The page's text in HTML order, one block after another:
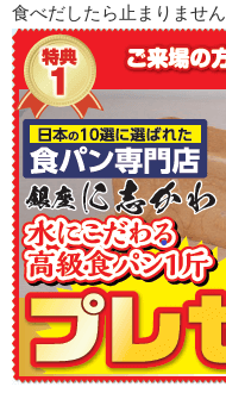
食べだしたら止まりません